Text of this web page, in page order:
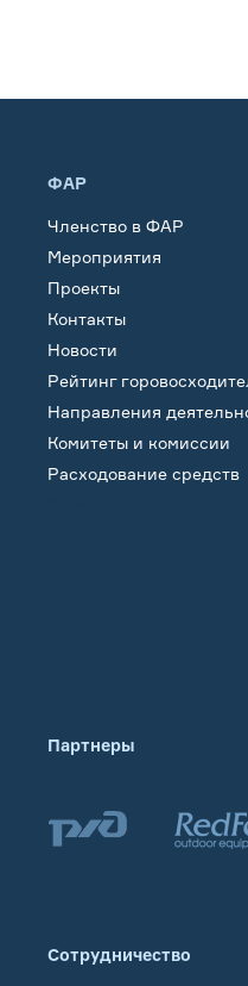
ФАР
Членство в ФАР
Мероприятия
Проекты
Контакты
Новости
Рейтинг
Направления
Комитеты и комиссии
Расходование средств
Партнеры
Сотрудничество